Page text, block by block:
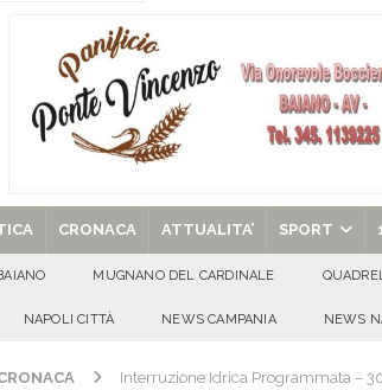
CULTURA E MANIFESTAZIONI
[ 29/08/2025 ] SANT’Oggi. Venerdì 29 agosto la chiesa
CRONACA ATTUALITA’ SPORT
MUGNANO DEL CARDINALE
NAPOLI CITTÀ NEWS CAMPANIA NEWS
Interruzione Idrica Programmata –